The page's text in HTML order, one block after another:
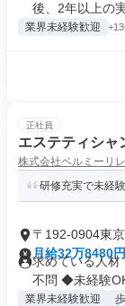
後、2年以上の
業界未経験歓迎
正社員
エステティシャ
株式会社ベルミーリ
研修充実で未経
〒192-0904東
月給32万8480
求めている人
不問 ◆未経験
業界未経験歓迎